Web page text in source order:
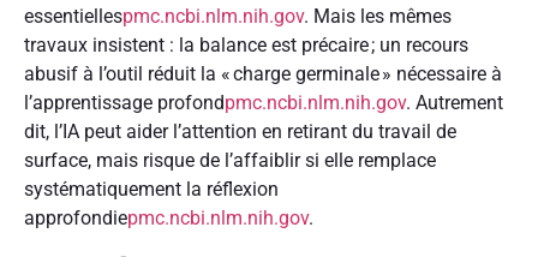
essentiellespmc.ncbi.nlm.nih.gov. Mais les mêmes
travaux insistent : la balance est précaire ; un recours
abusif à l’outil réduit la « charge germinale » nécessaire à
l’apprentissage profondpmc.ncbi.nlm.nih.gov. Autrement
dit, l’IA peut aider l’attention en retirant du travail de
surface, mais risque de l’affaiblir si elle remplace
systématiquement la réflexion
approfondiepmc.ncbi.nlm.nih.gov.